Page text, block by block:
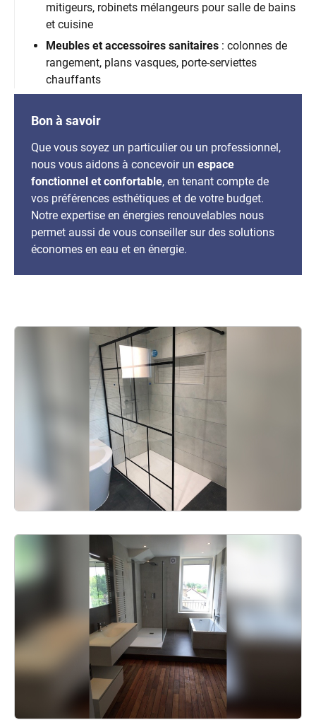
mitigeurs, robinets mélangeurs pour salle de bains
et cuisine
Meubles et accessoires sanitaires : colonnes de
rangement, plans vasques, porte-serviettes
chauffants
Bon à savoir
Que vous soyez un particulier ou un professionnel,
nous vous aidons à concevoir un espace
fonctionnel et confortable, en tenant compte de
vos préférences esthétiques et de votre budget.
Notre expertise en énergies renouvelables nous
permet aussi de vous conseiller sur des solutions
économes en eau et en énergie.